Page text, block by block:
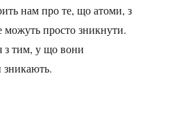
нам про те, що атоми, з
можуть просто зникнути.
з тим, у що вони
зникають.
вправ та феномен Оземпіку”